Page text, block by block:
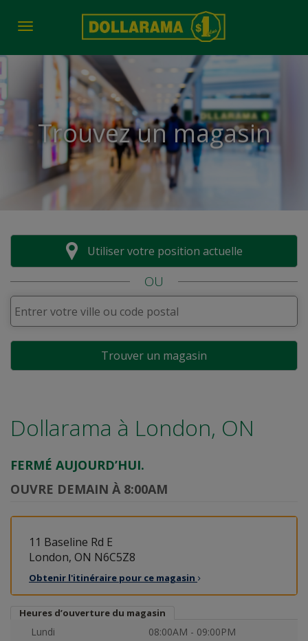
Toggle navigation
Trouvez un magasin
Utiliser votre position actuelle
OU
Trouver un magasin
Dollarama à London, ON
FERMÉ AUJOURD’HUI.
OUVRE DEMAIN À 8:00AM
11 Baseline Rd E
London, ON N6C5Z8
Obtenir l'itinéraire pour ce magasin
Heures d’ouverture du magasin
Lundi
08:00AM - 09:00PM